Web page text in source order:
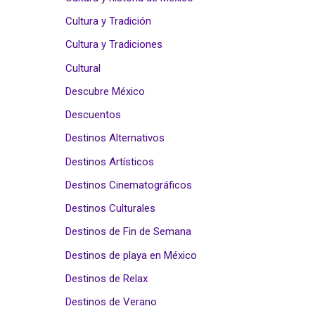
Cultura y Tradición
Cultura y Tradiciones
Cultural
Descubre México
Descuentos
Destinos Alternativos
Destinos Artísticos
Destinos Cinematográficos
Destinos Culturales
Destinos de Fin de Semana
Destinos de playa en México
Destinos de Relax
Destinos de Verano